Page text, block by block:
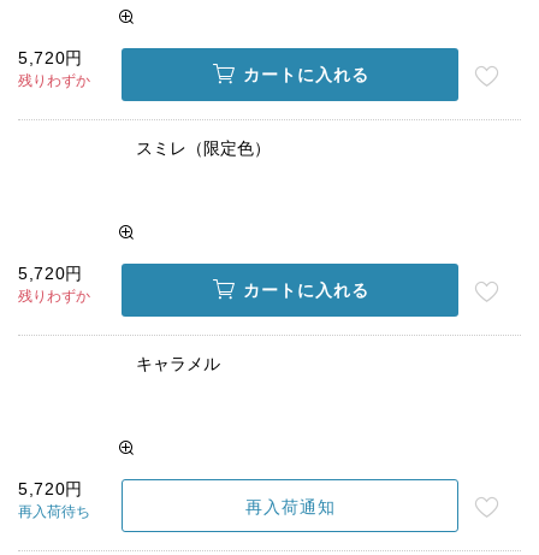
5,720円
残りわずか カートに入れる
スミレ（限定色）
5,720円
残りわずか カートに入れる
キャラメル
5,720円
再入荷待ち 再入荷通知